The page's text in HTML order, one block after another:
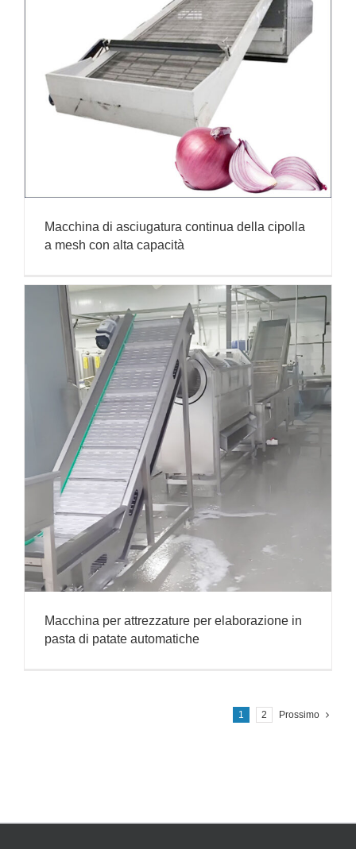
Macchina di asciugatura continua della cipolla
a mesh con alta capacità
Macchina per attrezzature per elaborazione in
pasta di patate automatiche
1 2 Prossimo